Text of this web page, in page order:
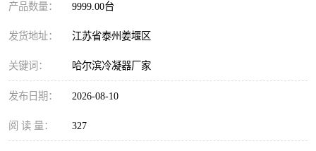
产品数量： 9999.00台
发货地址： 江苏省泰州姜堰区
关键词： 哈尔滨冷凝器厂家
发布日期： 2026-08-10
阅 读 量： 327